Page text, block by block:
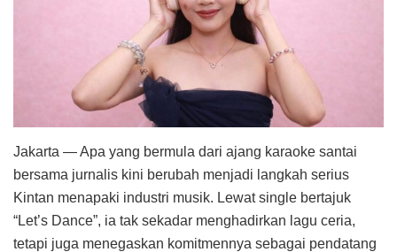
Jakarta — Apa yang bermula dari ajang karaoke santai
bersama jurnalis kini berubah menjadi langkah serius
Kintan menapaki industri musik. Lewat single bertajuk
“Let’s Dance”, ia tak sekadar menghadirkan lagu ceria,
tetapi juga menegaskan komitmennya sebagai pendatang